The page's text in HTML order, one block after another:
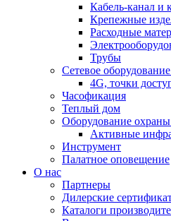
Кабель-канал и
Крепежные
Расходные
Трубы
Сетевое
4G, точки
Часофикация
Теплый дом
Оборудование
Активные
Инструмент
Палатное оповещение
О нас
Партнеры
Дилерские
Каталоги